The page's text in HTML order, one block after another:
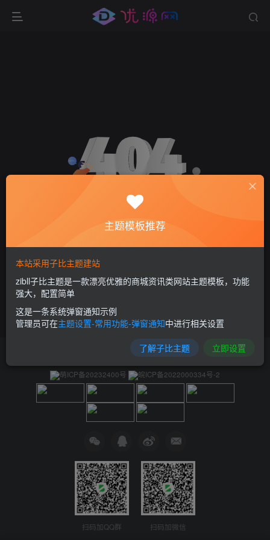
环境异常！请重新获取下载链接
萌ICP备20232400号 皖ICP备2022000334号-2
扫码加QQ群 扫码加微信
主题模板推荐
本站采用子比主题建站
zibll子比主题是一款漂亮优雅的商城资讯类网站主题模板，功能
强大，配置简单
这是一条系统弹窗通知示例
管理员可在主题设置-常用功能-弹窗通知中进行相关设置
了解子比主题 立即设置